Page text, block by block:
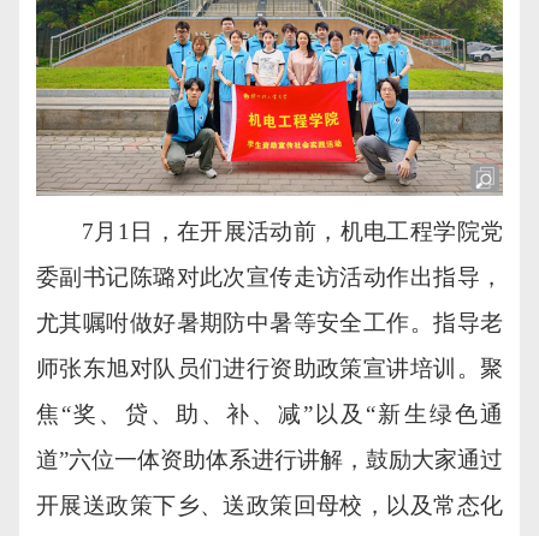
7月1日，在开展活动前，机电工程学院党
委副书记陈璐对此次宣传走访活动作出指导，
尤其嘱咐做好暑期防中暑等安全工作。指导老
师张东旭对队员们进行资助政策宣讲培训。聚
焦“奖、贷、助、补、减”以及“新生绿色通
道”六位一体资助体系进行讲解，鼓励大家通过
开展送政策下乡、送政策回母校，以及常态化